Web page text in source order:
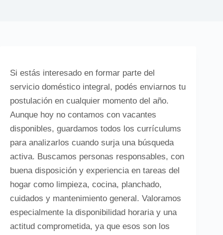
Si estás interesado en formar parte del
servicio doméstico integral, podés enviarnos tu
postulación en cualquier momento del año.
Aunque hoy no contamos con vacantes
disponibles, guardamos todos los currículums
para analizarlos cuando surja una búsqueda
activa. Buscamos personas responsables, con
buena disposición y experiencia en tareas del
hogar como limpieza, cocina, planchado,
cuidados y mantenimiento general. Valoramos
especialmente la disponibilidad horaria y una
actitud comprometida, ya que esos son los